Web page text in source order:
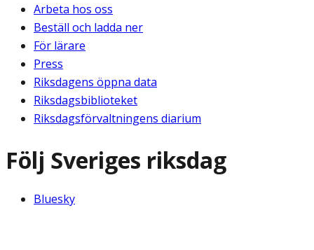
Arbeta hos oss
Beställ och ladda ner
För lärare
Press
Riksdagens öppna data
Riksdagsbiblioteket
Riksdagsförvaltningens diarium
Följ Sveriges riksdag
Bluesky